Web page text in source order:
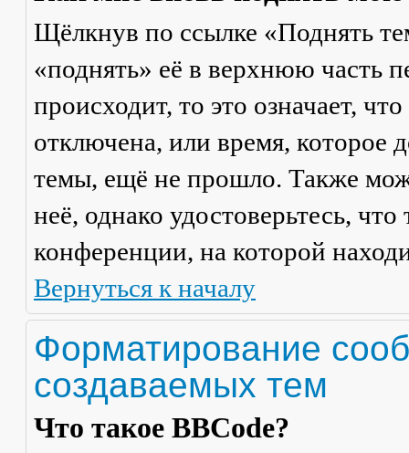
Щёлкнув по ссылке «Поднять
«поднять» её в верхнюю часть
происходит, то это означает,
отключена, или время, которое
темы, ещё не прошло. Также
неё, однако удостоверьтесь,
конференции, на которой
Вернуться к началу
Форматирование
создаваемых тем
Что такое BBCode?